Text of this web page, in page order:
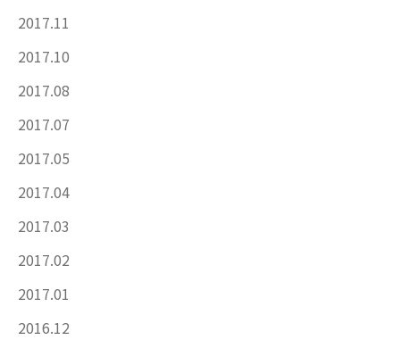
2017.11
2017.10
2017.08
2017.07
2017.05
2017.04
2017.03
2017.02
2017.01
2016.12